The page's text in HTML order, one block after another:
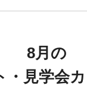
8月の
・見学会